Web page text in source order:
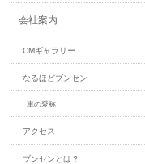
会社案内
CMギャラリー
なるほどブンセン
車の愛称
アクセス
ブンセンとは？